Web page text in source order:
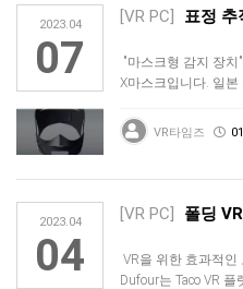
2023.04
07
[VR PC] 표정 추
"마스크형 감지 장
X마스크입니다. 일
VR타임즈
2023.04
04
[VR PC] 폴딩
VR을 위한 효과적
Dufour는 Taco VR